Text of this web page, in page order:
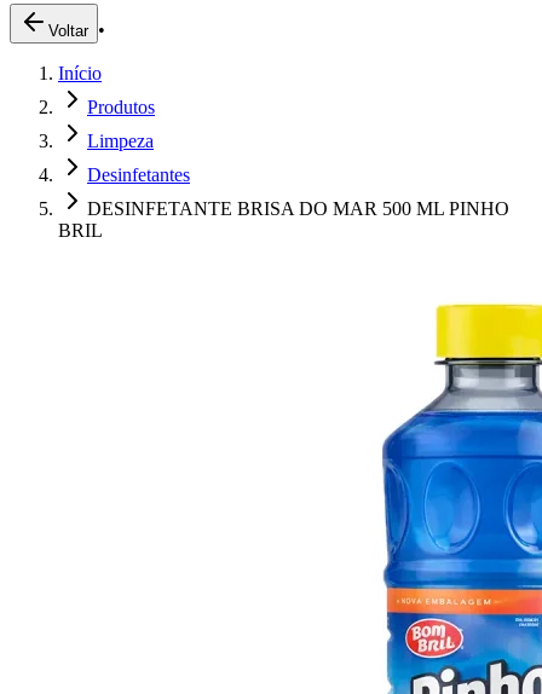
Pedidos Online
Trabalhe Conosco
Voltar •
Início
Produtos
Limpeza
Desinfetantes
DESINFETANTE BRISA DO MAR 500 ML PINHO
BRIL